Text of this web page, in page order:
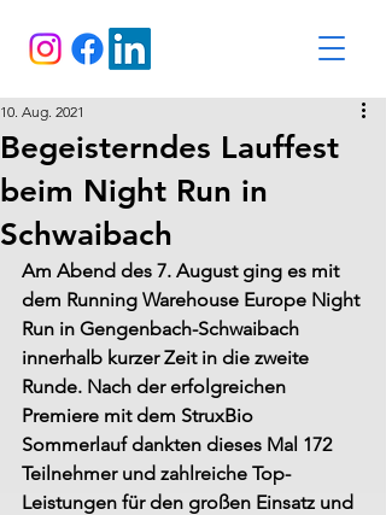
Begeisterndes Lauffest
beim Night Run in
Schwaibach
10. Aug. 2021
Am Abend des 7. August ging es mit
dem Running Warehouse Europe Night
Run in Gengenbach-Schwaibach
innerhalb kurzer Zeit in die zweite
Runde. Nach der erfolgreichen
Premiere mit dem StruxBio
Sommerlauf dankten dieses Mal 172
Teilnehmer und zahlreiche Top-
Leistungen für den großen Einsatz und